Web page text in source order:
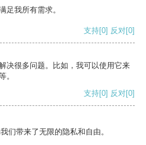
足我所有需求。
支持[0] 反对[0]
决很多问题。比如，我可以使用它来
。
支持[0] 反对[0]
们带来了无限的隐私和自由。